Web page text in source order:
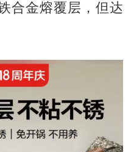
合金熔覆层，但达